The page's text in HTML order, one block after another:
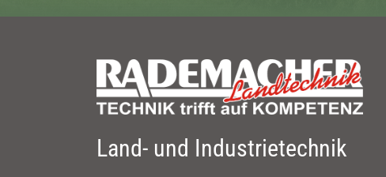
Land- und Industrietechnik